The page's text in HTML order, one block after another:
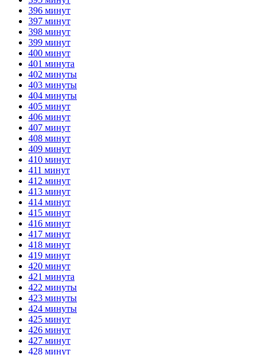
396 минут
397 минут
398 минут
399 минут
400 минут
401 минута
402 минуты
403 минуты
404 минуты
405 минут
406 минут
407 минут
408 минут
409 минут
410 минут
411 минут
412 минут
413 минут
414 минут
415 минут
416 минут
417 минут
418 минут
419 минут
420 минут
421 минута
422 минуты
423 минуты
424 минуты
425 минут
426 минут
427 минут
428 минут